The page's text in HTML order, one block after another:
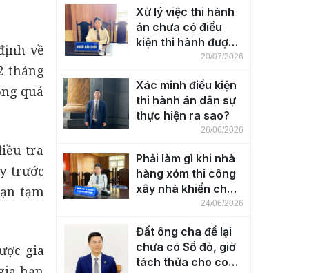
về
tháng
quá
tra
trước
tạm
gia
Xử lý việc thi hành
án chưa có điều
kiện thi hành được
thực hiện ra sao?
20/07/2026
Xác minh điều kiện
thi hành án dân sự
thực hiện ra sao?
26/06/2026
Phải làm gì khi nhà
hàng xóm thi công
xây nhà khiến cho
nhà bên cạnh bị24/06/2026
Đất ông cha để lại
chưa có Sổ đỏ, giờ
tách thửa cho con